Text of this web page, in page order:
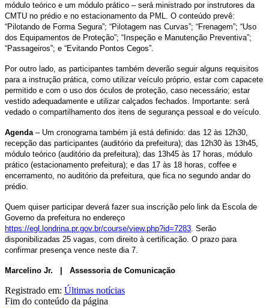
módulo teórico e um módulo prático – será ministrado por instrutores da
CMTU no prédio e no estacionamento da PML. O conteúdo prevê:
“Pilotando de Forma Segura”; “Pilotagem nas Curvas”; “Frenagem”; “Uso
dos Equipamentos de Proteção”; “Inspeção e Manutenção Preventiva”;
“Passageiros”; e “Evitando Pontos Cegos”.
Por outro lado, as participantes também deverão seguir alguns requisitos
para a instrução prática, como utilizar veículo próprio, estar com capacete
permitido e com o uso dos óculos de proteção, caso necessário; estar
vestido adequadamente e utilizar calçados fechados. Importante: será
vedado o compartilhamento dos itens de segurança pessoal e do veículo.
Agenda– Um cronograma também já está definido: das 12 às 12h30,
recepção das participantes (auditório da prefeitura); das 12h30 às 13h45,
módulo teórico (auditório da prefeitura); das 13h45 às 17 horas, módulo
prático (estacionamento prefeitura); e das 17 às 18 horas, coffee e
encerramento, no auditório da prefeitura, que fica no segundo andar do
prédio.
Quem quiser participar deverá fazer sua inscrição pelo link da Escola de
Governo da prefeitura no endereço
https://egl.londrina.pr.gov.br/course/view.php?id=7283. Serão
disponibilizadas 25 vagas, com direito à certificação. O prazo para
confirmar presença vence neste dia 7.
Marcelino Jr. | Assessoria de Comunicação
Registrado em: Últimas notícias
Fim do conteúdo da página